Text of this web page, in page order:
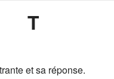
T
et sa réponse.